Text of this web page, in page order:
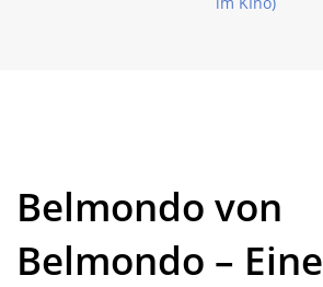
Belmondo von
Belmondo – Eine